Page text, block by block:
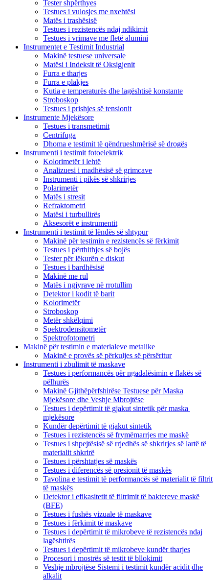
Tester shpërthyes
Testues i vulosjes me nxehtësi
Matës i trashësisë
Testues i rezistencës ndaj ndikimit
Testues i vrimave me fletë alumini
Instrumentet e Testimit Industrial
Makinë testuese universale
Matësi i Indeksit të Oksigjenit
Furra e tharjes
Furra e plakjes
Kutia e temperaturës dhe lagështisë konstante
Stroboskop
Testues i prishjes së tensionit
Instrumente Mjekësore
Testues i transmetimit
Centrifuga
Dhoma e testimit të qëndrueshmërisë së drogës
Instrumenti i testimit fotoelektrik
Kolorimetër i lehtë
Analizuesi i madhësisë së grimcave
Instrumenti i pikës së shkrirjes
Polarimetër
Matës i stresit
Refraktometri
Matësi i turbullirës
Aksesorët e instrumentit
Instrumenti i testimit të lëndës së shtypur
Makinë për testimin e rezistencës së fërkimit
Testues i përthithjes së bojës
Tester për lëkurën e diskut
Testues i bardhësisë
Makinë me rul
Matës i ngjyrave në rrotullim
Detektor i kodit të barit
Kolorimetër
Stroboskop
Metër shkëlqimi
Spektrodensitometër
Spektrofotometri
Makinë për testimin e materialeve metalike
Makinë e provës së përkuljes së përsëritur
Instrumenti i zbulimit të maskave
Testues i performancës për ngadalësimin e flakës së
pëlhurës
Makinë Gjithëpërfshirëse Testuese për Maska
Mjekësore dhe Veshje Mbrojtëse
Testues i depërtimit të gjakut sintetik për maska ​​
mjekësore
Kundër depërtimit të gjakut sintetik
Testues i rezistencës së frymëmarrjes me maskë
Testues i shpejtësisë së rrjedhës së shkrirjes së lartë të
materialit shkrirë
Testues i përshtatjes së maskës
Testues i diferencës së presionit të maskës
Tavolina e testimit të performancës së materialit të filtrit
të maskës
Detektor i efikasitetit të filtrimit të baktereve maskë
(BFE)
Testues i fushës vizuale të maskave
Testues i fërkimit të maskave
Testues i depërtimit të mikrobeve të rezistencës ndaj
lagështirës
Testues i depërtimit të mikrobeve kundër tharjes
Procesori i mostrës së testit të bllokimit
Veshje mbrojtëse Sistemi i testimit kundër acidit dhe
alkalit